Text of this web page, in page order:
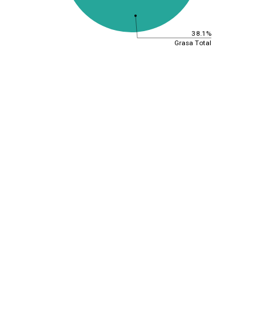
38.1%
Grasa Total